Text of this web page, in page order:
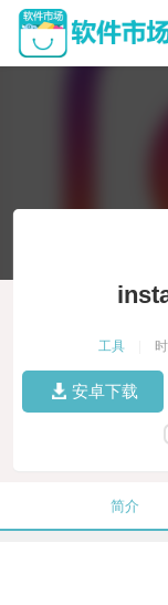
工具
安卓下载
简介